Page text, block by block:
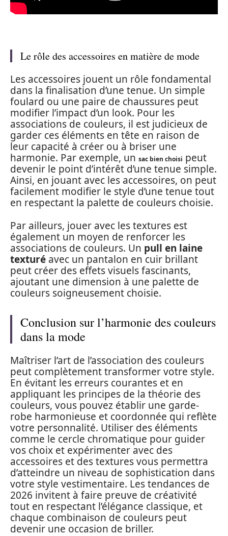
Le rôle des accessoires en matière de mode
Les accessoires jouent un rôle fondamental
dans la finalisation d’une tenue. Un simple
foulard ou une paire de chaussures peut
modifier l’impact d’un look. Pour les
associations de couleurs, il est judicieux de
garder ces éléments en tête en raison de
leur capacité à créer ou à briser une
harmonie. Par exemple, un sac bien choisi peut
devenir le point d’intérêt d’une tenue simple.
Ainsi, en jouant avec les accessoires, on peut
facilement modifier le style d’une tenue tout
en respectant la palette de couleurs choisie.
Par ailleurs, jouer avec les textures est
également un moyen de renforcer les
associations de couleurs. Un pull en laine
texturé avec un pantalon en cuir brillant
peut créer des effets visuels fascinants,
ajoutant une dimension à une palette de
couleurs soigneusement choisie.
Conclusion sur l’harmonie des couleurs
dans la mode
Maîtriser l’art de l’association des couleurs
peut complètement transformer votre style.
En évitant les erreurs courantes et en
appliquant les principes de la théorie des
couleurs, vous pouvez établir une garde-
robe harmonieuse et coordonnée qui reflète
votre personnalité. Utiliser des éléments
comme le cercle chromatique pour guider
vos choix et expérimenter avec des
accessoires et des textures vous permettra
d’atteindre un niveau de sophistication dans
votre style vestimentaire. Les tendances de
2026 invitent à faire preuve de créativité
tout en respectant l’élégance classique, et
chaque combinaison de couleurs peut
devenir une occasion de briller.